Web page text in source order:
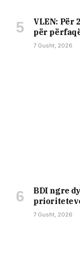
VLEN: Për
për
7 Gusht, 2026
BDI ngre
7 Gusht, 2026